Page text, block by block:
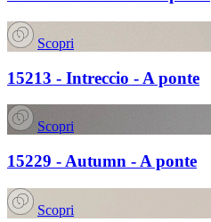
Scopri
15213 - Intreccio - A ponte
Scopri
15229 - Autumn - A ponte
Scopri